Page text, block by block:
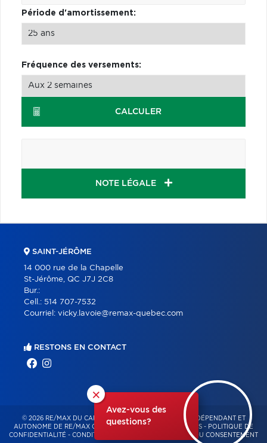
Période d'amortissement:
Fréquence des versements:
CALCULER
NOTE LÉGALE
×
Avez-vous des
questions?
SAINT-JÉRÔME
14 000 rue de la Chapelle
St-Jérôme, QC J7J 2C8
Bur.:
Cell.: 514 707-7532
Courriel: vicky.lavoie@remax-quebec.com
RESTONS EN CONTACT
© 2026 RE/MAX DU CARTIER BONJOUR – FRANCHISÉ INDÉPENDANT ET
AUTONOME DE RE/MAX QUÉBEC – TOUS DROITS RÉSERVÉS - POLITIQUE DE
CONFIDENTIALITÉ - CONDITIONS D'UTILISATION GESTION DU CONSENTEMENT